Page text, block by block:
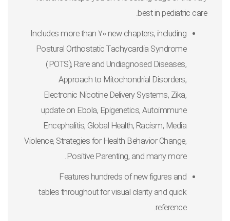
best in pediatric care
.
Includes more than 70 new chapters, including
Postural Orthostatic Tachycardia Syndrome
(POTS), Rare and Undiagnosed Diseases,
Approach to Mitochondrial Disorders,
Electronic Nicotine Delivery Systems, Zika,
update on Ebola, Epigenetics, Autoimmune
Encephalitis, Global Health, Racism, Media
Violence, Strategies for Health Behavior Change,
Positive Parenting, and many more.
Features hundreds of new figures and
tablesthroughout for visual clarity and quick
reference.